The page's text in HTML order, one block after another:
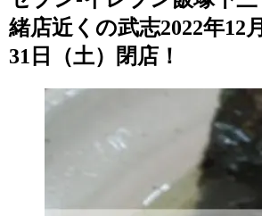
緒店近くの武志2022年12月
31日（土）閉店！